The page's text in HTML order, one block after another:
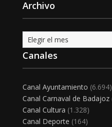
Archivo
Archivo
Canales
Canal Ayuntamiento (6.694)
Canal Carnaval de Badajoz
Canal Cultura (1.328)
Canal Deporte (164)